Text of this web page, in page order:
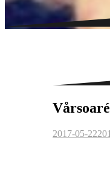
Vårsoaré
2017-05-22